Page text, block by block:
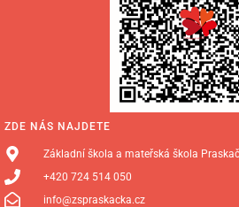
ZDE NÁS NAJDETE
Základní škola a mateřská škola
+420 724 514 050
info@zspraskacka.cz